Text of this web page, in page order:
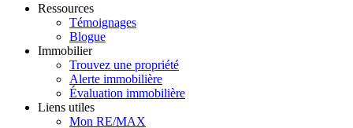
Ressources
Témoignages
Blogue
Immobilier
Trouvez une propriété
Alerte immobilière
Évaluation immobilière
Liens utiles
Mon RE/MAX